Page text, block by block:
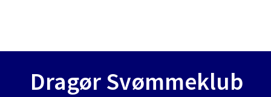
Dragør Svømmeklub